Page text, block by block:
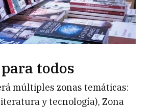
todos
múltiples zonas temáticas:
y tecnología), Zona